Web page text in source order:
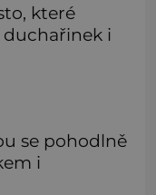
které
i
se pohodlně
i